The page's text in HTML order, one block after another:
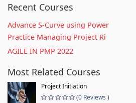
Recent Courses
Advance S-Curve using Power
Practice Managing Project Ri
AGILE IN PMP 2022
Most Related Courses
Project Initiation
(0 Reviews )